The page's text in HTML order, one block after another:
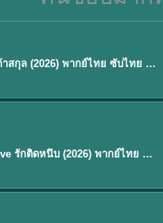
Mystic Nine เก้าสกุล (2026) พากย์ไทย ซับไทย EP.1-30
Our Sticky Love รักติดหนึบ (2026) พากย์ไทย ซับไทย EP.1-12